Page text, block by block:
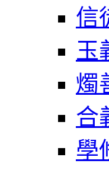
信
玉
燭
合
學